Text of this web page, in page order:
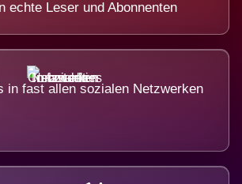
echte Leser und Abonnenten
in fast allen sozialen Netzwerken